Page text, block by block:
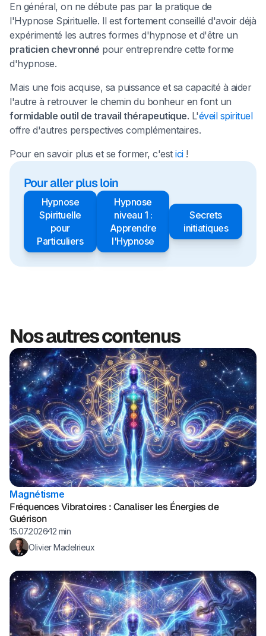
En général, on ne débute pas par la pratique de
l'Hypnose Spirituelle. Il est fortement conseillé d'avoir déjà
expérimenté les autres formes d'hypnose et d'être un
praticien chevronné pour entreprendre cette forme
d'hypnose.
Mais une fois acquise, sa puissance et sa capacité à aider
l'autre à retrouver le chemin du bonheur en font un
formidable outil de travail thérapeutique. L'éveil spirituel
offre d'autres perspectives complémentaires.
Pour en savoir plus et se former, c'est ici!
Pour aller plus loin
Hypnose
Spirituelle
pour
Particuliers
Hypnose
niveau 1 :
Apprendre
l'Hypnose
Secrets
initiatiques
Nos autres contenus
Magnétisme
Fréquences Vibratoires : Canaliser les Énergies de
Guérison
15.07.202612 min
Olivier Madelrieux